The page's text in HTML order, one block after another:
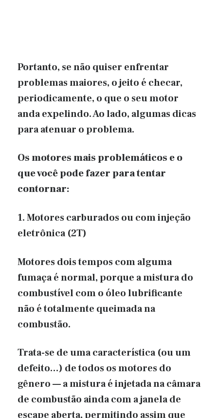
Portanto, se não quiser enfrentar
problemas maiores, o jeito é checar,
periodicamente, o que o seu motor
anda expelindo. Ao lado, algumas dicas
para atenuar o problema.
Os motores mais problemáticos e o
que você pode fazer para tentar
contornar:
1. Motores carburados ou com injeção
eletrônica (2T)
Motores dois tempos com alguma
fumaça é normal, porque a mistura do
combustível com o óleo lubrificante
não é totalmente queimada na
combustão.
Trata-se de uma característica (ou um
defeito…) de todos os motores do
gênero — a mistura é injetada na câmara
de combustão ainda com a janela de
escape aberta, permitindo assim que